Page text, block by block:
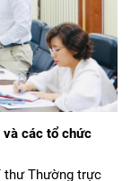
và các tổ chức
thư Thường trực